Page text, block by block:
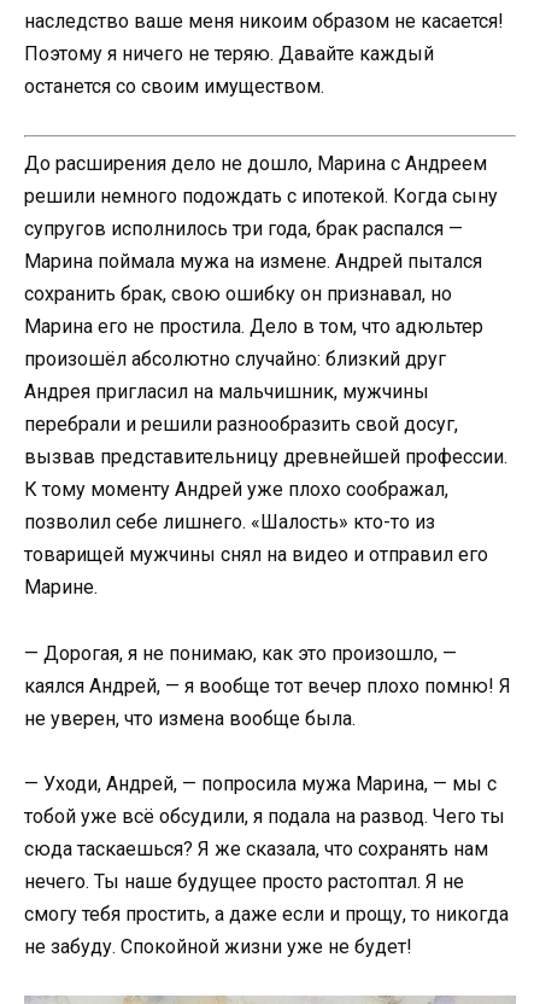
наследство ваше меня никоим образом не касается!
Поэтому я ничего не теряю. Давайте каждый
останется со своим имуществом.
До расширения дело не дошло, Марина с Андреем
решили немного подождать с ипотекой. Когда сыну
супругов исполнилось три года, брак распался —
Марина поймала мужа на измене. Андрей пытался
сохранить брак, свою ошибку он признавал, но
Марина его не простила. Дело в том, что адюльтер
произошёл абсолютно случайно: близкий друг
Андрея пригласил на мальчишник, мужчины
перебрали и решили разнообразить свой досуг,
вызвав представительницу древнейшей профессии.
К тому моменту Андрей уже плохо соображал,
позволил себе лишнего. «Шалость» кто-то из
товарищей мужчины снял на видео и отправил его
Марине.
— Дорогая, я не понимаю, как это произошло, —
каялся Андрей, — я вообще тот вечер плохо помню! Я
не уверен, что измена вообще была.
— Уходи, Андрей, — попросила мужа Марина, — мы с
тобой уже всё обсудили, я подала на развод. Чего ты
сюда таскаешься? Я же сказала, что сохранять нам
нечего. Ты наше будущее просто растоптал. Я не
смогу тебя простить, а даже если и прощу, то никогда
не забуду. Спокойной жизни уже не будет!